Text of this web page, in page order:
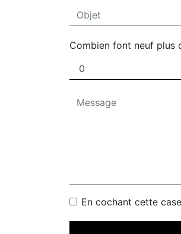
Combien font neuf plus
En cochant cette